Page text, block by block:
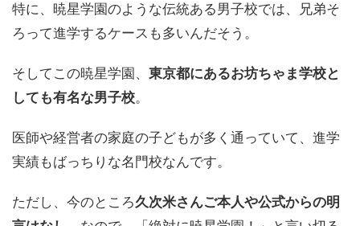
特に、暁星学園のような伝統ある男子校では、兄弟そ
ろって進学するケースも多いんだそう。
そしてこの暁星学園、 東京都にあるお坊ちゃま学校と
しても有名な男子校。
医師や経営者の家庭の子どもが多く通っていて、進学
実績もばっちりな名門校なんです。
ただし、今のところ久次米さんご本人や公式からの明